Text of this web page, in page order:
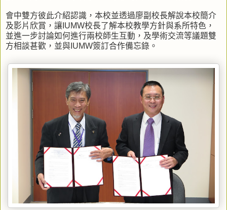
會中雙方彼此介紹認識，本校並透過廖副校長解說本校簡介
及影片欣賞，讓IUMW校長了解本校教學方針與系所特色，
並進一步討論如何進行兩校師生互動，及學術交流等議題雙
方相談甚歡，並與IUMW簽訂合作備忘錄。